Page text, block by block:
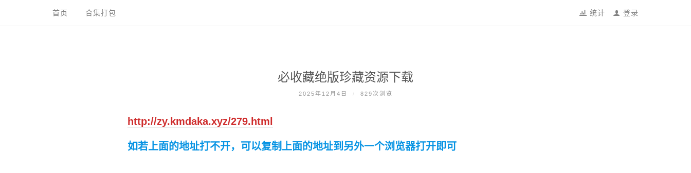
首页 合集打包 统计 登录
必收藏绝版珍藏资源下载
2025年12月4日 / 829次浏览
http://zy.kmdaka.xyz/279.html
如若上面的地址打不开，可以复制上面的地址到另外一个浏览器打开即可